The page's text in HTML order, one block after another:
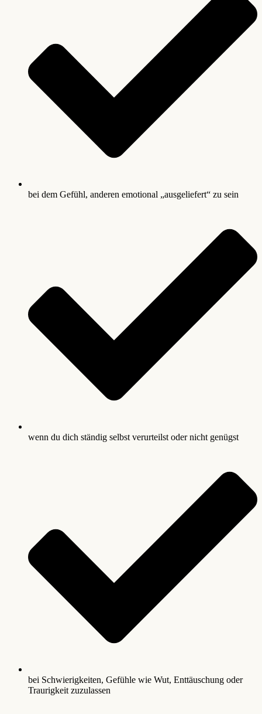
bei dem Gefühl, anderen emotional „ausgeliefert“ zu sein
wenn du dich ständig selbst verurteilst oder nicht genügst
bei Schwierigkeiten, Gefühle wie Wut, Enttäuschung oder
Traurigkeit zuzulassen